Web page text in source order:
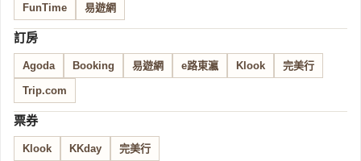
FunTime 易遊網
訂房
Agoda Booking 易遊網 e路東瀛 Klook 完美行
Trip.com
票券
Klook KKday 完美行